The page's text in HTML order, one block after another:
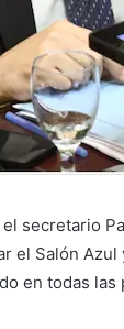
secretario
el Salón
en todas